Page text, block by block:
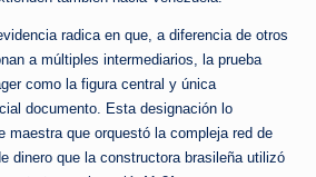
radica en que, a diferencia de otros
a múltiples intermediarios, la prueba
como la figura central y única
documento. Esta designación lo
maestra que orquestó la compleja red de
dinero que la constructora brasileña utilizó